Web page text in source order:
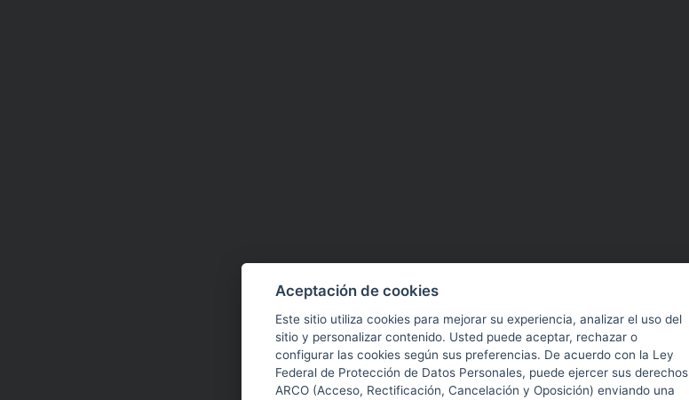
Aceptación de cookies
Este sitio utiliza cookies para mejorar su experiencia, analizar el uso del
sitio y personalizar contenido. Usted puede aceptar, rechazar o
configurar las cookies según sus preferencias. De acuerdo con la Ley
Federal de Protección de Datos Personales, puede ejercer sus derechos
ARCO (Acceso, Rectificación, Cancelación y Oposición) enviando una